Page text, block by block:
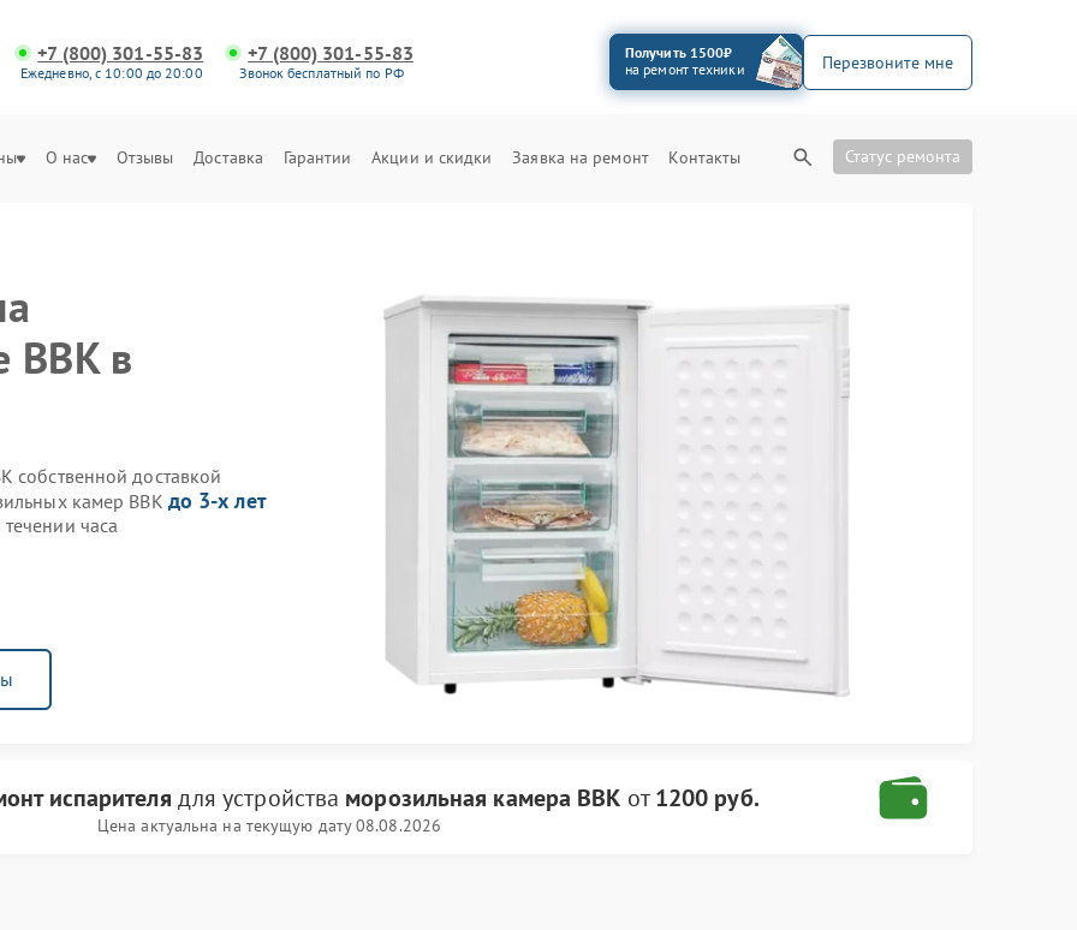
+7 (800) 301-55-83
Ежедневно, с 10:00 до 20:00
+7 (800) 301-55-83
Звонок бесплатный по РФ
Получить 1500₽
на ремонт техники
Перезвоните мне
О нас Отзывы Доставка Гарантии Акции и скидки Заявка на ремонт Контакты Статус ремонта
BBK в
собственной доставкой
камер BBK до 3-х лет
часа
испарителя для устройства морозильная камера BBK от1200 руб.
Цена актуальна на текущую дату 08.08.2026